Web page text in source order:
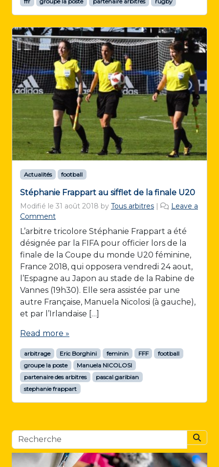
Actualités football
Stéphanie Frappart au sifflet de la finale U20
Modifié le 31 août 2018 by Tous arbitres |
Leave a
Comment
L’arbitre tricolore Stéphanie Frappart a été
désignée par la FIFA pour officier lors de la
finale de la Coupe du monde U20 féminine,
France 2018, qui opposera vendredi 24 aout,
l’Espagne au Japon au stade de la Rabine de
Vannes (19h30). Elle sera assistée par une
autre Française, Manuela Nicolosi (à gauche),
et par l’Irlandaise […]
Read more »
arbitrage Eric Borghini feminin FFF
football
groupe la poste
Manuela NICOLOSI
partenaire des arbitres
pascal garibian
stephanie frappart